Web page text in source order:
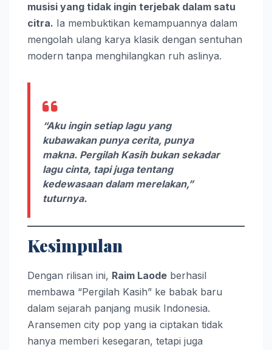
musisi yang tidak ingin terjebak dalam satu
citra. Ia membuktikan kemampuannya dalam
mengolah ulang karya klasik dengan sentuhan
modern tanpa menghilangkan ruh aslinya.
“Aku ingin setiap lagu yang
kubawakan punya cerita, punya
makna. Pergilah Kasihbukan sekadar
lagu cinta, tapi juga tentang
kedewasaan dalam merelakan,”
tuturnya.
Kesimpulan
Dengan rilisan ini, Raim Laode berhasil
membawa “Pergilah Kasih” ke babak baru
dalam sejarah panjang musik Indonesia.
Aransemen city pop yang ia ciptakan tidak
hanya memberi kesegaran, tetapi juga